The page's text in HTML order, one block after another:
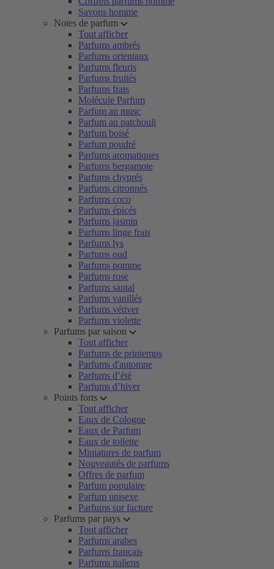
Savons homme
Notes de parfum
Tout afficher
Parfums ambrés
Parfums orientaux
Parfums fleuris
Parfums fruités
Parfums frais
Molécule Parfum
Parfum au musc
Parfum au patchouli
Parfum boisé
Parfum poudré
Parfums aromatiques
Parfums bergamote
Parfums chyprés
Parfums citronnés
Parfums coco
Parfums épicés
Parfums jasmin
Parfums linge frais
Parfums lys
Parfums oud
Parfums pomme
Parfums rose
Parfums santal
Parfums vanillés
Parfums vétiver
Parfums violette
Parfums par saison
Tout afficher
Parfums de printemps
Parfums d'automne
Parfums d’été
Parfums d’hiver
Points forts
Tout afficher
Eaux de Cologne
Eaux de Parfum
Eaux de toilette
Miniatures de parfum
Nouveautés de parfums
Offres de parfum
Parfum populaire
Parfum unisexe
Parfums sur facture
Parfums par pays
Tout afficher
Parfums arabes
Parfums français
Parfums italiens